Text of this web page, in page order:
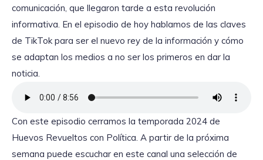
comunicación, que llegaron tarde a esta revolución
informativa. En el episodio de hoy hablamos de las claves
de TikTok para ser el nuevo rey de la información y cómo
se adaptan los medios a no ser los primeros en dar la
noticia.
Con este episodio cerramos la temporada 2024 de
Huevos Revueltos con Política. A partir de la próxima
semana puede escuchar en este canal una selección de